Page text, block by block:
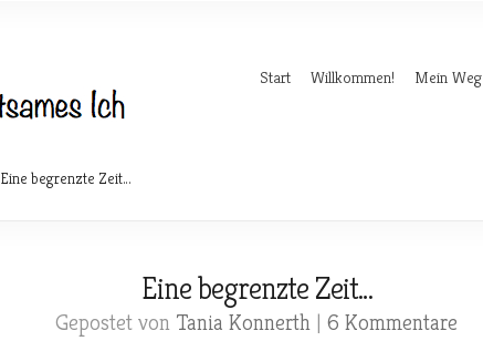
Start Willkommen! Mein Weg
Eine begrenzte Zeit…
Eine begrenzte Zeit…
Gepostet von Tania Konnerth | 6 Kommentare